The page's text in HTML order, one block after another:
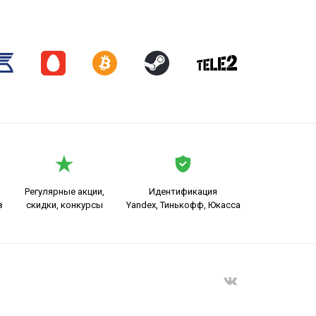
Регулярные акции,
скидки, конкурсы
Идентификация
Yandex, Тинькофф, Юкасса